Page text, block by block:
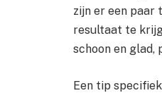
zijn er een paar
resultaat te
schoon en glad,
Een tip